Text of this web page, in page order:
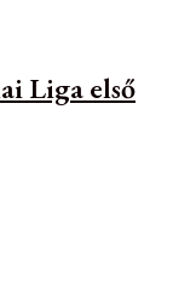
Liga első